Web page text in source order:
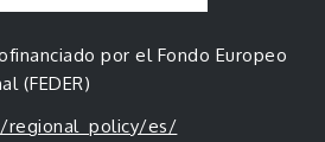
por el Fondo Europeo
(FEDER)
es/